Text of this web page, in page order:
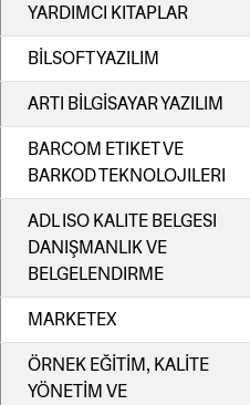
YARDIMCI KITAPLAR
BİLSOFT YAZILIM
ARTI BİLGİSAYAR YAZILIM
BARCOM ETIKET VE
BARKOD TEKNOLOJILERI
ADL ISO KALITE BELGESI
DANIŞMANLIK VE
BELGELENDIRME
MARKETEX
ÖRNEK EĞİTİM, KALİTE
YÖNETİM VE